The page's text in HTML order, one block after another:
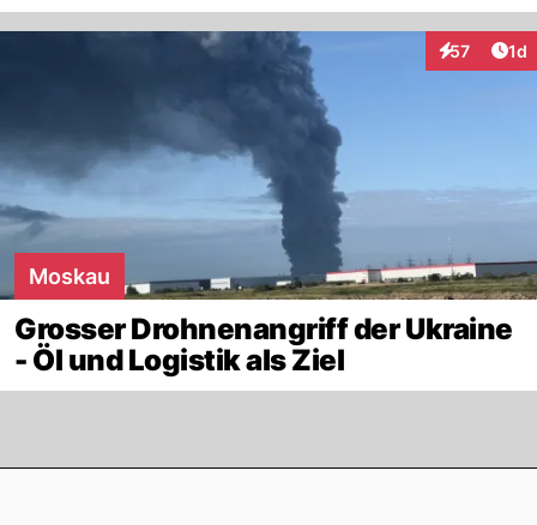
57 1d
Moskau
Grosser Drohnenangriff der Ukraine
- Öl und Logistik als Ziel